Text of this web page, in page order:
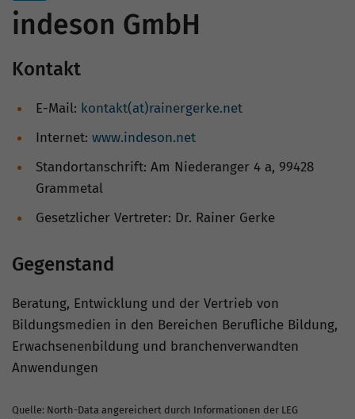
indeson GmbH
Kontakt
E-Mail: kontakt(at)rainergerke.net
Internet: www.indeson.net
Standortanschrift: Am Niederanger 4 a, 99428
Grammetal
Gesetzlicher Vertreter: Dr. Rainer Gerke
Gegenstand
Beratung, Entwicklung und der Vertrieb von
Bildungsmedien in den Bereichen Berufliche Bildung,
Erwachsenenbildung und branchenverwandten
Anwendungen
Quelle: North-Data angereichert durch Informationen der LEG